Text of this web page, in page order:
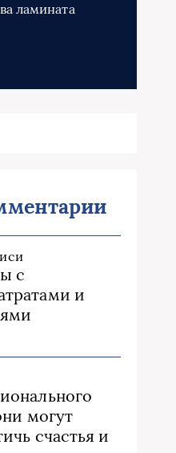
ламината
с
и
могут
счастья и